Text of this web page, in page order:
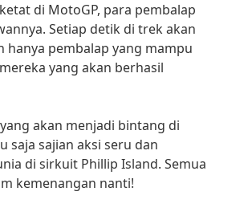
di MotoGP, para pembalap
Setiap detik di trek akan
hanya pembalap yang mampu
yang akan berhasil
akan menjadi bintang di
saja sajian aksi seru dan
di sirkuit Phillip Island. Semua
kemenangan nanti!